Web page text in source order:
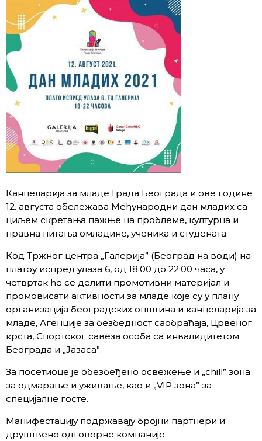
Канцеларија за младе Града Београда и ове године
12. августа обележава Међународни дан младих са
циљем скретања пажње на проблеме, културна и
правна питања омладине, ученика и студената.
Код Тржног центра „Галерија” (Београд на води) на
платоу испред улаза 6, од 18:00 до 22:00 часа, у
четвртак ће се делити промотивни материјал и
промовисати активности за младе које су у плану
организација београдских општина и канцеларија за
младе, Агенције за безбедност саобраћаја, Црвеног
крста, Спортског савеза особа са инвалидитетом
Београда и „Јазаса”.
За посетиоце је обезбеђено освежење и „chill” зона
за одмарање и уживање, као и „VIP зона” за
специјалне госте.
Манифестацију подржавају бројни партнери и
друштвено одговорне компаније.